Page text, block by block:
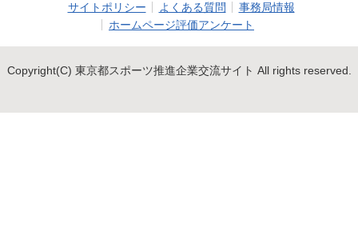
サイトポリシー よくある質問
事務局情報
ホームページ評価アンケート
Copyright(C) 東京都スポーツ推進企業交流サイト All rights reserved.